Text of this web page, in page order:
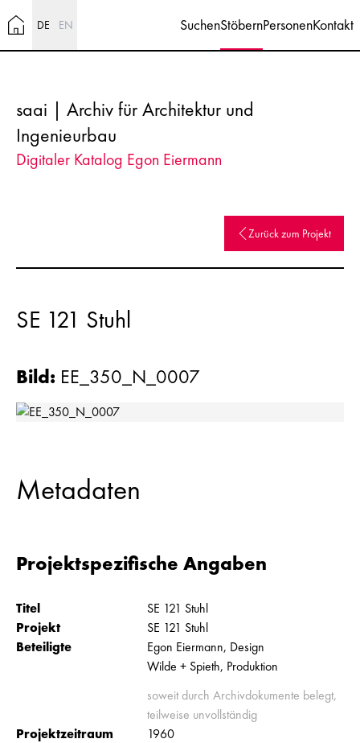
DE EN SuchenStöbernPersonenKontakt
saai | Archiv für Architektur und
Ingenieurbau
Digitaler Katalog Egon Eiermann
Zurück zum Projekt
SE 121 Stuhl
Bild: EE_350_N_0007
Metadaten
Projektspezifische Angaben
Titel
SE 121 Stuhl
Projekt
SE 121 Stuhl
Beteiligte
Egon Eiermann, Design
Wilde + Spieth, Produktion
soweit durch Archivdokumente belegt,
teilweise unvollständig
Projektzeitraum
1960